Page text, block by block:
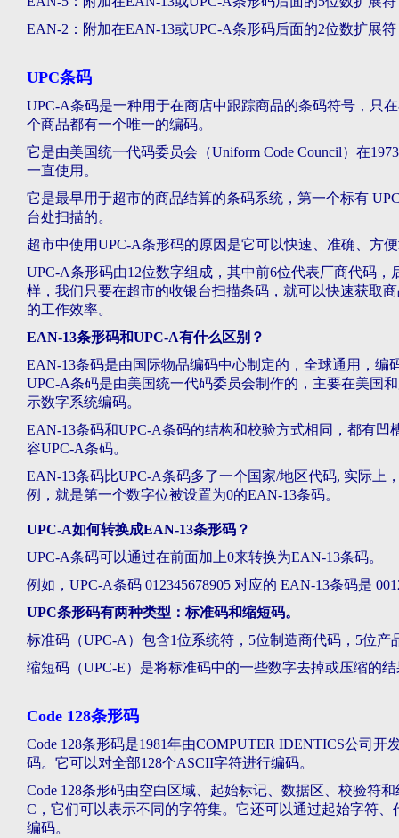
EAN-2：附加在EAN-13或UPC-A条形码后面的2位数扩展
UPC条码
UPC-A条码是一种用于在商店中跟踪商品的条码符号，只
个商品都有一个唯一的编码。
它是由美国统一代码委员会（Uniform Code Council）在
一直使用。
它是最早用于超市的商品结算的条码系统，第一个标有
台处扫描的。
超市中使用UPC-A条形码的原因是它可以快速、准确、方
UPC-A条形码由12位数字组成，其中前6位代表厂商代码
样，我们只要在超市的收银台扫描条码，就可以快速获取
的工作效率。
EAN-13条形码和UPC-A有什么区别？
EAN-13条码是由国际物品编码中心制定的，全球通用，编
UPC-A条码是由美国统一代码委员会制作的，主要在美国
示数字系统编码。
EAN-13条码和UPC-A条码的结构和校验方式相同，都有
容UPC-A条码。
EAN-13条码比UPC-A条码多了一个国家/地区代码, 实际上
例，就是第一个数字位被设置为0的EAN-13条码。
UPC-A如何转换成EAN-13条形码？
UPC-A条码可以通过在前面加上0来转换为EAN-13条码。
例如，UPC-A条码 012345678905 对应的 EAN-13条码是
UPC条形码有两种类型：标准码和缩短码。
标准码（UPC-A）包含1位系统符，5位制造商代码，5位产
缩短码（UPC-E）是将标准码中的一些数字去掉或压缩的
Code 128条形码
Code 128条形码是1981年由COMPUTER IDENTICS公司
码。它可以对全部128个ASCII字符进行编码。
Code 128条形码由空白区域、起始标记、数据区、校验符
C，它们可以表示不同的字符集。它还可以通过起始字符
编码。